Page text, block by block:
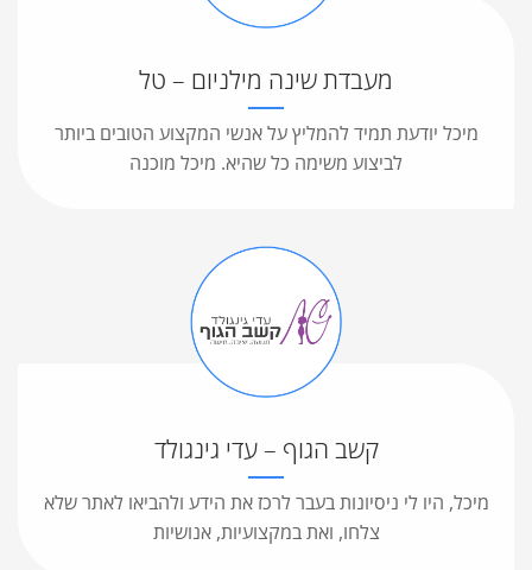
מעבדת שינה מילניום – טל
מיכל יודעת תמיד להמליץ על אנשי המקצוע הטובים ביותר
לביצוע משימה כל שהיא. מיכל מוכנה
קשב הגוף – עדי גינגולד
מיכל, היו לי ניסיונות בעבר לרכז את הידע ולהביאו לאתר שלא
צלחו, ואת במקצועיות, אנושיות